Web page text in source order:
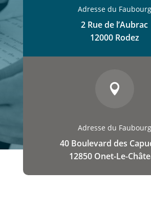
Adresse du Faubourg
2 Rue de l’Aubrac
12000 Rodez

Adresse du Faubourg
40 Boulevard des
12850 Onet-Le-